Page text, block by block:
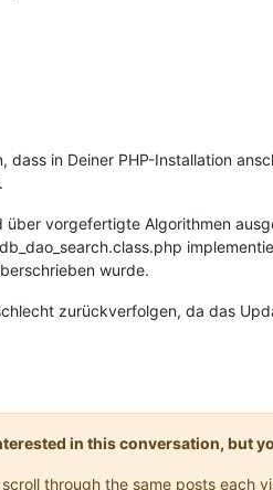
dass in Deiner PHP-Installation
über vorgefertigte Algorithmen
wurde.
zurückverfolgen, da das
in this conversation, but
through the same posts each